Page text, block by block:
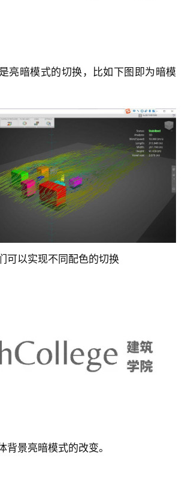
亮暗模式的切换，比如下图即为暗模
可以实现不同配色的切换
背景亮暗模式的改变。